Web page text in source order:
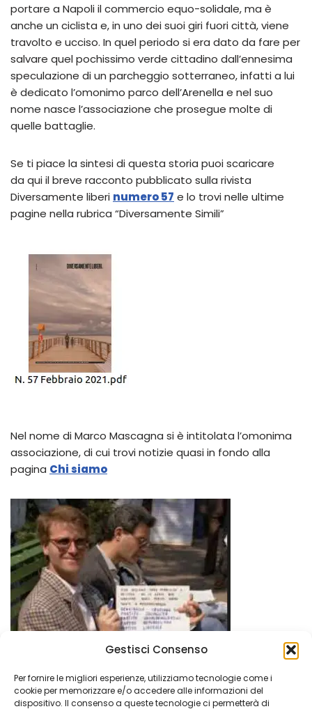
Gestisci Consenso
Per fornire le migliori esperienze, utilizziamo tecnologie come i
cookie per memorizzare e/o accedere alle informazioni del
dispositivo. Il consenso a queste tecnologie ci permetterà di
portare a Napoli il commercio equo-solidale, ma è
anche un ciclista e, in uno dei suoi giri fuori città, viene
travolto e ucciso. In quel periodo si era dato da fare per
salvare quel pochissimo verde cittadino dall’ennesima
speculazione di un parcheggio sotterraneo, infatti a lui
è dedicato l’omonimo parco dell’Arenella e nel suo
nome nasce l’associazione che prosegue molte di
quelle battaglie.
Se ti piace la sintesi di questa storia puoi scaricare
da qui il breve racconto pubblicato sulla rivista
Diversamente liberi numero 57 e lo trovi nelle ultime
pagine nella rubrica “Diversamente Simili”
Nel nome di Marco Mascagna si è intitolata l’omonima
associazione, di cui trovi notizie quasi in fondo alla
pagina Chi siamo